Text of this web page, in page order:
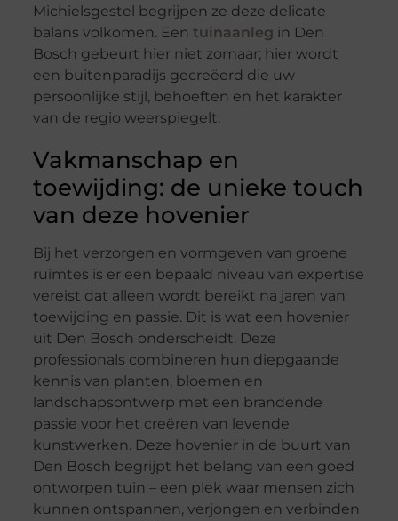
Michielsgestel begrijpen ze deze delicate
balans volkomen. Een tuinaanleg in Den
Bosch gebeurt hier niet zomaar; hier wordt
een buitenparadijs gecreëerd die uw
persoonlijke stijl, behoeften en het karakter
van de regio weerspiegelt.
Vakmanschap en
toewijding: de unieke touch
van deze hovenier
Bij het verzorgen en vormgeven van groene
ruimtes is er een bepaald niveau van expertise
vereist dat alleen wordt bereikt na jaren van
toewijding en passie. Dit is wat een hovenier
uit Den Bosch onderscheidt. Deze
professionals combineren hun diepgaande
kennis van planten, bloemen en
landschapsontwerp met een brandende
passie voor het creëren van levende
kunstwerken. Deze hovenier in de buurt van
Den Bosch begrijpt het belang van een goed
ontworpen tuin – een plek waar mensen zich
kunnen ontspannen, verjongen en verbinden